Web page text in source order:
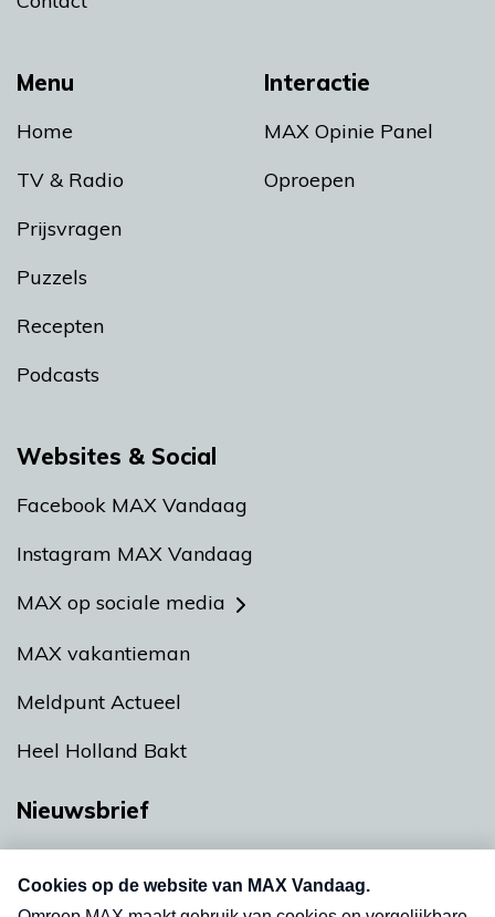
Menu
Home
TV & Radio
Prijsvragen
Puzzels
Recepten
Podcasts
Interactie
MAX Opinie Panel
Oproepen
Websites & Social
Facebook MAX Vandaag
Instagram MAX Vandaag
MAX op sociale media
MAX vakantieman
Meldpunt Actueel
Heel Holland Bakt
Nieuwsbrief
nieuwsbrief. Elke vrijdag- en dinsdagochtend in
uw mailbox.